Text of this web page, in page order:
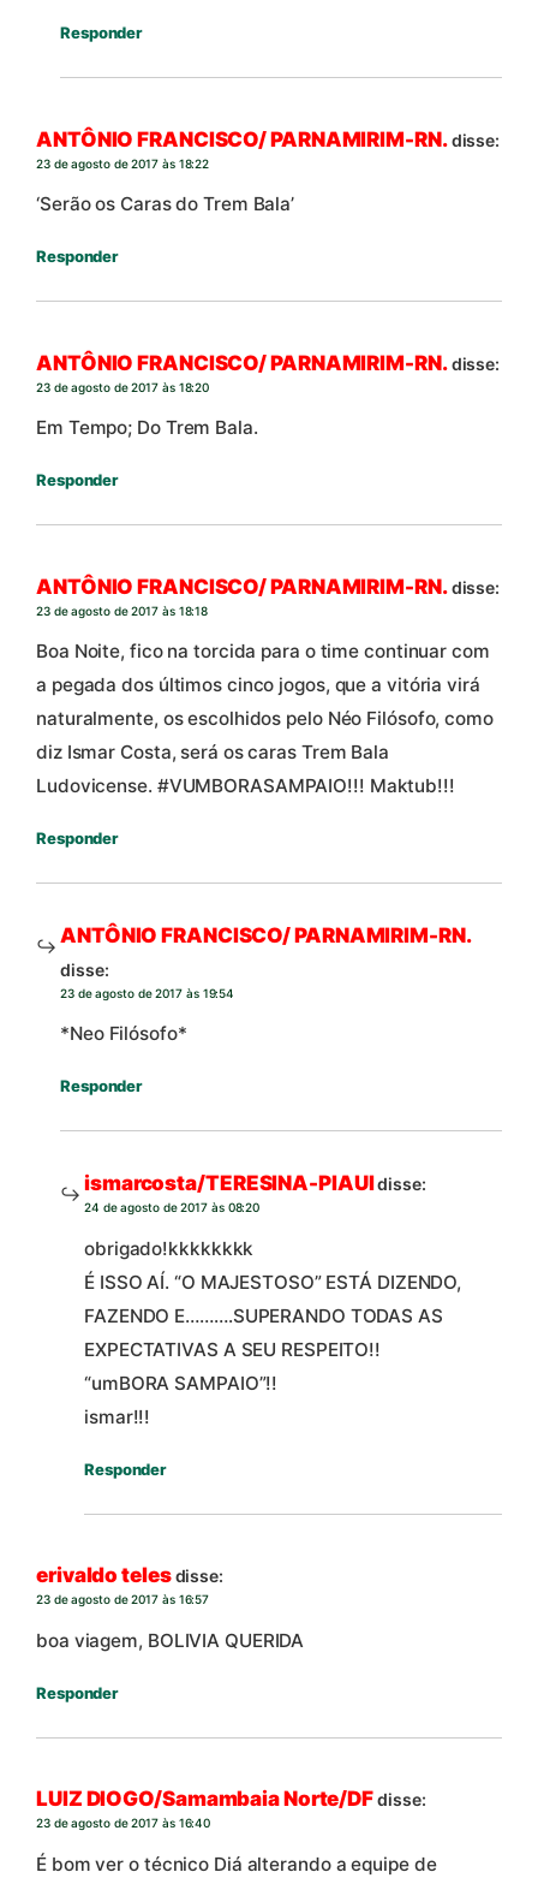
Responder
ANTÔNIO FRANCISCO/ PARNAMIRIM-RN.disse:
23 de agosto de 2017 às 18:22
‘Serão os Caras do Trem Bala’
Responder
ANTÔNIO FRANCISCO/ PARNAMIRIM-RN.disse:
23 de agosto de 2017 às 18:20
Em Tempo; Do Trem Bala.
Responder
ANTÔNIO FRANCISCO/ PARNAMIRIM-RN.disse:
23 de agosto de 2017 às 18:18
Boa Noite, fico na torcida para o time continuar com
a pegada dos últimos cinco jogos, que a vitória virá
naturalmente, os escolhidos pelo Néo Filósofo, como
diz Ismar Costa, será os caras Trem Bala
Ludovicense. #VUMBORASAMPAIO!!! Maktub!!!
Responder
ANTÔNIO FRANCISCO/ PARNAMIRIM-RN.
disse:
23 de agosto de 2017 às 19:54
*Neo Filósofo*
Responder
ismarcosta/TERESINA-PIAUIdisse:
24 de agosto de 2017 às 08:20
obrigado!kkkkkkkk
É ISSO AÍ. “O MAJESTOSO” ESTÁ DIZENDO,
FAZENDO E……….SUPERANDO TODAS AS
EXPECTATIVAS A SEU RESPEITO!!
“umBORA SAMPAIO”!!
ismar!!!
Responder
erivaldo telesdisse:
23 de agosto de 2017 às 16:57
boa viagem, BOLIVIA QUERIDA
Responder
LUIZ DIOGO/Samambaia Norte/DFdisse:
23 de agosto de 2017 às 16:40
É bom ver o técnico Diá alterando a equipe de